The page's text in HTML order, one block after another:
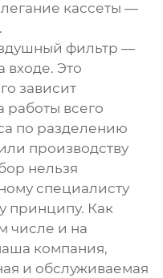
кассеты —
фильтр —
входе. Это
зависит
работы всего
по разделению
производству
нельзя
специалисту
принципу. Как
числе и на
компания,
и обслуживаемая